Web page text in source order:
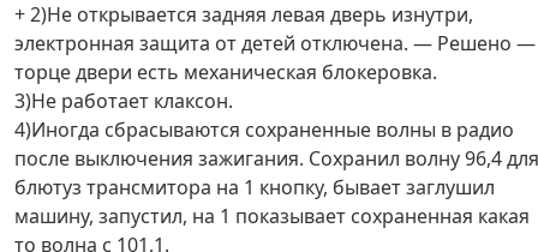
+ 2)Не открывается задняя левая дверь изнутри,
электронная защита от детей отключена. — Решено
торце двери есть механическая блокеровка.
3)Не работает клаксон.
4)Иногда сбрасываются сохраненные волны в радио
после выключения зажигания. Сохранил волну 96,4 для
блютуз трансмитора на 1 кнопку, бывает заглушил
машину, запустил, на 1 показывает сохраненная какая
то волна с 101,1.